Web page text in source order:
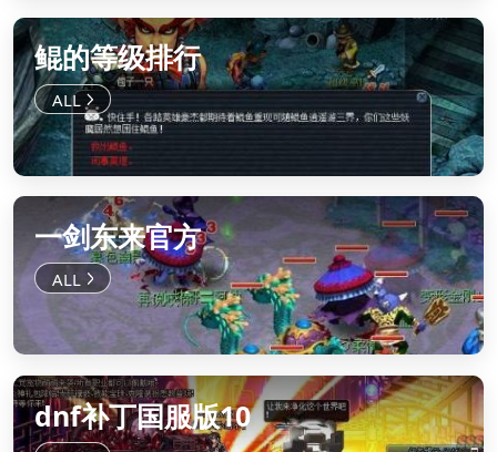
鲲的等级排行
一剑东来官方
dnf补丁国服版10